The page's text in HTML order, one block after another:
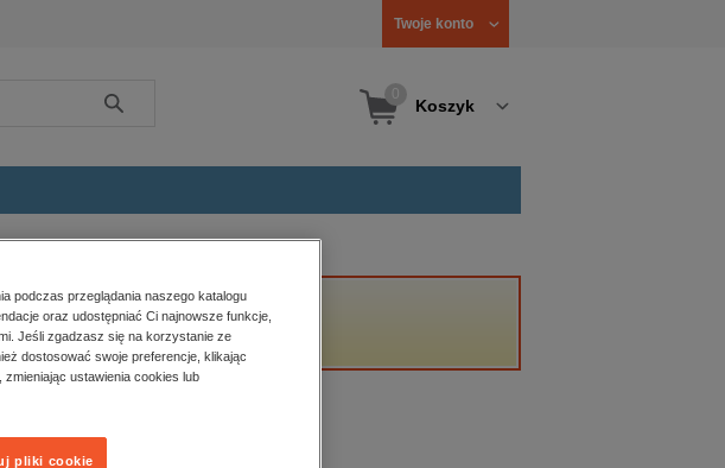
Twoje konto
Szukaj Koszyk
podczas przeglądania naszego katalogu
oraz udostępniać Ci najnowsze funkcje,
Jeśli zgadzasz się na korzystanie ze
dostosować swoje preferencje, klikając
zmieniając ustawienia cookies lub
pliki cookie